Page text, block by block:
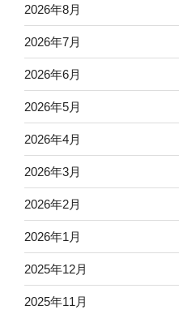
2026年8月
2026年7月
2026年6月
2026年5月
2026年4月
2026年3月
2026年2月
2026年1月
2025年12月
2025年11月